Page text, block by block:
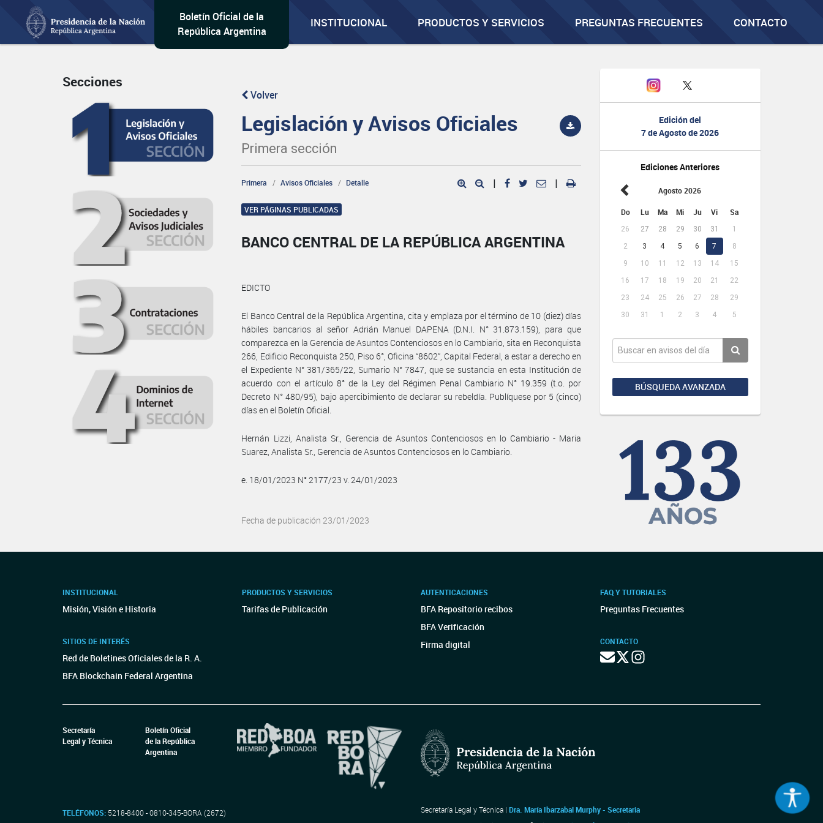
Boletín Oficial de la
República Argentina
INSTITUCIONAL PRODUCTOS Y SERVICIOS PREGUNTAS FRECUENTES CONTACTO
Edición del
7 de Agosto de 2026
Ediciones Anteriores
Agosto 2026
Do Lu Ma Mi Ju Vi Sa
26 27 28 29 30 31
1
2
3 4 5 6 7
8
9
10 11 12 13 14
15
16
17 18 19 20 21
22
23
24 25 26 27 28
29
30
31 1 2 3 4 5
BÚSQUEDA AVANZADA
Secciones
Volver
Legislación y Avisos Oficiales
Primera sección
Primera Avisos Oficiales Detalle | |
VER PÁGINAS PUBLICADAS
BANCO CENTRAL DE LA REPÚBLICA ARGENTINA
EDICTO
El Banco Central de la República Argentina, cita y emplaza por el término de 10 (diez) días
hábiles bancarios al señor Adrián Manuel DAPENA (D.N.I. N° 31.873.159), para que
comparezca en la Gerencia de Asuntos Contenciosos en lo Cambiario, sita en Reconquista
266, Edificio Reconquista 250, Piso 6°, Oficina “8602”, Capital Federal, a estar a derecho en
el Expediente N° 381/365/22, Sumario N° 7847, que se sustancia en esta Institución de
acuerdo con el artículo 8° de la Ley del Régimen Penal Cambiario N° 19.359 (t.o. por
Decreto N° 480/95), bajo apercibimiento de declarar su rebeldía. Publíquese por 5 (cinco)
días en el Boletín Oficial.
Hernán Lizzi, Analista Sr., Gerencia de Asuntos Contenciosos en lo Cambiario - Maria
Suarez, Analista Sr., Gerencia de Asuntos Contenciosos en lo Cambiario.
e. 18/01/2023 N° 2177/23 v. 24/01/2023
Fecha de publicación 23/01/2023
INSTITUCIONAL
Misión, Visión e Historia
SITIOS DE INTERÉS
Red de Boletines Oficiales de la R. A.
BFA Blockchain Federal Argentina
PRODUCTOS Y SERVICIOS
Tarifas de Publicación
AUTENTICACIONES
BFA Repositorio recibos
BFA Verificación
Firma digital
FAQ Y TUTORIALES
Preguntas Frecuentes
CONTACTO
Secretaría
Legal y Técnica
Boletín Oficial
de la República
Argentina
TELÉFONOS: 5218-8400 - 0810-345-BORA (2672) Secretaría Legal y Técnica | Dra. María Ibarzabal Murphy - Secretaria